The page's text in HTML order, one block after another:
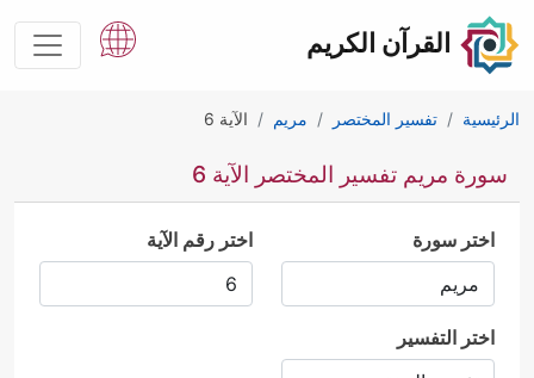
القرآن الكريم
الرئيسية تفسير المختصر مريم الآية 6
سورة مريم تفسير المختصر الآية 6
اختر سورة اختر رقم الآية
اختر التفسير